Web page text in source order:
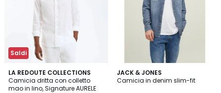
Saldi
LA REDOUTE COLLECTIONS
Camicia dritta con colletto
mao in lino, Signature AURELE
4,7
/ 5
8
Colori
JACK & JONES
Camicia in denim slim-fit
4,7
/ 5